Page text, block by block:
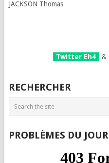
JACKSON Thomas
Twitter Eh4 &
RECHERCHER
PROBLÈMES DU JOUR